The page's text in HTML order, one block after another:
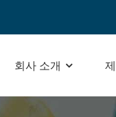
회사 소개